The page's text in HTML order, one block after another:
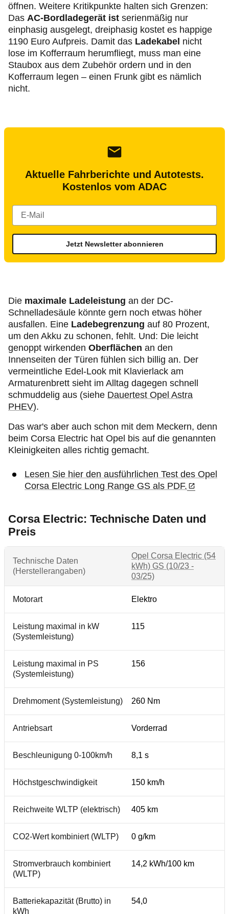
öffnen. Weitere Kritikpunkte halten sich Grenzen:
Das AC-Bordladegerät ist serienmäßig nur
einphasig ausgelegt, dreiphasig kostet es happige
1190 Euro Aufpreis. Damit das Ladekabel nicht
lose im Kofferraum herumfliegt, muss man eine
Staubox aus dem Zubehör ordern und in den
Kofferraum legen – einen Frunk gibt es nämlich
nicht.
Aktuelle Fahrberichte und Autotests.
Kostenlos vom ADAC
Jetzt Newsletter abonnieren
Die maximale Ladeleistung an der DC-
Schnelladesäule könnte gern noch etwas höher
ausfallen. Eine Ladebegrenzung auf 80 Prozent,
um den Akku zu schonen, fehlt. Und: Die leicht
genoppt wirkenden Oberflächen an den
Innenseiten der Türen fühlen sich billig an. Der
vermeintliche Edel-Look mit Klavierlack am
Armaturenbrett sieht im Alltag dagegen schnell
schmuddelig aus (siehe Dauertest Opel Astra
PHEV).
Das war's aber auch schon mit dem Meckern, denn
beim Corsa Electric hat Opel bis auf die genannten
Kleinigkeiten alles richtig gemacht.
Lesen Sie hier den ausführlichen Test des Opel
Corsa Electric Long Range GS als PDF.
Corsa Electric: Technische Daten und
Preis
Technische Daten
(Herstellerangaben)
Opel Corsa Electric (54
kWh) GS (10/23 -
03/25)
Motorart Elektro
Leistung maximal in kW
(Systemleistung)
115
Leistung maximal in PS
(Systemleistung)
156
Drehmoment (Systemleistung) 260 Nm
Antriebsart Vorderrad
Beschleunigung 0-100km/h 8,1 s
Höchstgeschwindigkeit 150 km/h
Reichweite WLTP (elektrisch) 405 km
CO2-Wert kombiniert (WLTP) 0 g/km
Stromverbrauch kombiniert
(WLTP)
14,2 kWh/100 km
Batteriekapazität (Brutto) in
kWh
54,0